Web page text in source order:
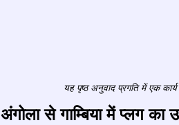
यह पृष्ठ अनुवाद प्रगति में एक
अंगोला से गाम्बिया में प्लग